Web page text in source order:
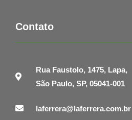
Contato
Rua Faustolo, 1475, Lapa,
São Paulo, SP, 05041-001
laferrera@laferrera.com.br